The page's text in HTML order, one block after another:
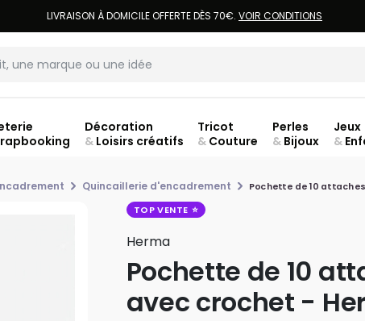
LIVRAISON À DOMICILE OFFERTE DÈS 70€. VOIR CONDITIONS
Décoration
&Loisirs créatifs
Tricot
& Couture
Perles
& Bijoux
Jeux
&
Quincaillerie d'encadrement Pochette de 10
TOP VENTE
Herma
Pochette de 10
avec crochet -